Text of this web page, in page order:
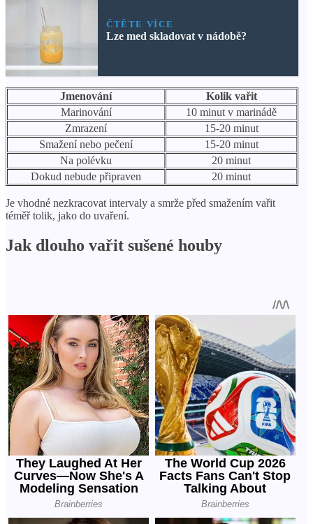
ČTĚTE VÍCE
Lze med skladovat v nádobě?
Jmenování
Kolik vařit
Marinování
10 minut v marinádě
Zmrazení
15-20 minut
Smažení nebo pečení
15-20 minut
Na polévku
20 minut
Dokud nebude připraven
20 minut
Je vhodné nezkracovat intervaly a smrže před smažením vařit
téměř tolik, jako do uvaření.
Jak dlouho vařit sušené houby